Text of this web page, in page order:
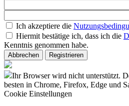
Ich akzeptiere die
Hiermit bestätige ich, dass ich die
Kenntnis genommen habe.
Abbrechen Registrieren
Ihr Browser wird nicht unterstützt.
besten in Chrome, Firefox, Edge und
Cookie Einstellungen